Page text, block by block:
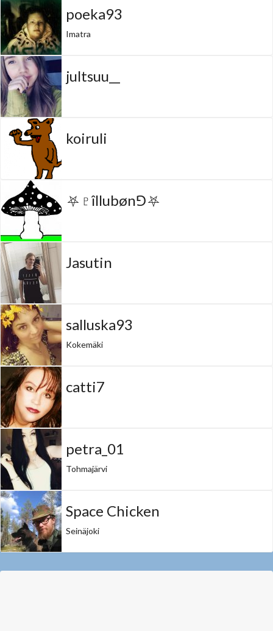
poeka93
Imatra
jultsuu__
koiruli
⛧♇îllubøn⅁⛧
Jasutin
salluska93
Kokemäki
catti7
petra_01
Tohmajärvi
Space Chicken
Seinäjoki